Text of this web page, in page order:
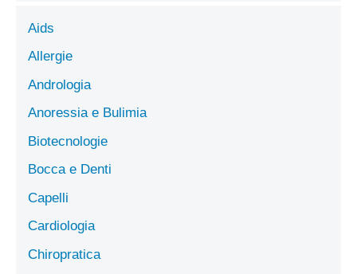
Aids
Allergie
Andrologia
Anoressia e Bulimia
Biotecnologie
Bocca e Denti
Capelli
Cardiologia
Chiropratica